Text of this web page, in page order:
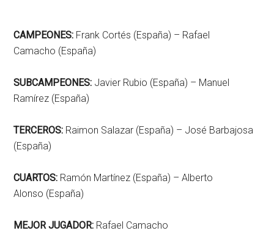
CAMPEONES: Frank Cortés (España) – Rafael
Camacho (España)
SUBCAMPEONES: Javier Rubio (España) – Manuel
Ramírez (España)
TERCEROS: Raimon Salazar (España) – José Barbajosa
(España)
CUARTOS: Ramón Martínez (España) – Alberto
Alonso (España)
MEJOR JUGADOR: Rafael Camacho